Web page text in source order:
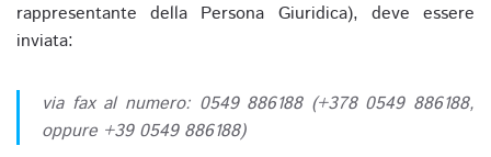
rappresentante della Persona Giuridica), deve essere
inviata:
via fax al numero: 0549 886188 (+378 0549 886188,
oppure +39 0549 886188)